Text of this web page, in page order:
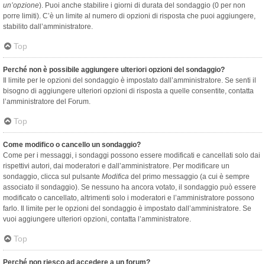
un’opzione). Puoi anche stabilire i giorni di durata del sondaggio (0 per non
porre limiti). C’è un limite al numero di opzioni di risposta che puoi aggiungere,
stabilito dall’amministratore.
Top
Perché non è possibile aggiungere ulteriori opzioni del sondaggio?
Il limite per le opzioni del sondaggio è impostato dall’amministratore. Se senti il
bisogno di aggiungere ulteriori opzioni di risposta a quelle consentite, contatta
l’amministratore del Forum.
Top
Come modifico o cancello un sondaggio?
Come per i messaggi, i sondaggi possono essere modificati e cancellati solo dai
rispettivi autori, dai moderatori e dall’amministratore. Per modificare un
sondaggio, clicca sul pulsante Modifica del primo messaggio (a cui è sempre
associato il sondaggio). Se nessuno ha ancora votato, il sondaggio può essere
modificato o cancellato, altrimenti solo i moderatori e l’amministratore possono
farlo. Il limite per le opzioni del sondaggio è impostato dall’amministratore. Se
vuoi aggiungere ulteriori opzioni, contatta l’amministratore.
Top
Perché non riesco ad accedere a un forum?